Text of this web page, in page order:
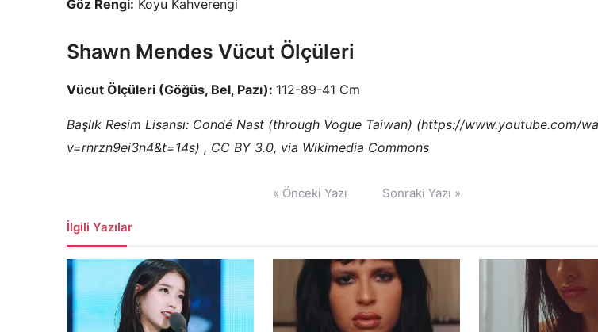
Göz Rengi: Koyu Kahverengi
Shawn Mendes Vücut Ölçüleri
Vücut Ölçüleri (Göğüs, Bel, Pazı): 112-89-41 Cm
Başlık Resim Lisansı: Condé Nast (through Vogue Taiwan) (https://www.youtube.com/
v=rnrzn9ei3n4&t=14s) , CC BY 3.0, via Wikimedia Commons
« Önceki Yazı Sonraki Yazı »
İlgili Yazılar